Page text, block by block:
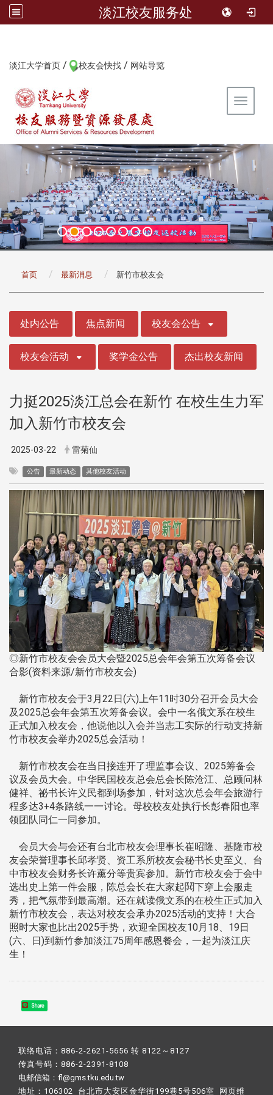
淡江校友服务处
淡江大学首页 / 校友会快找 / 网站导览
Toggle
首页 最新消息 新竹市校友会
处内公告 焦点新闻 校友会公告
校友会活动 奖学金公告 杰出校友新闻
力挺2025淡江总会在新竹 在校生生力军
加入新竹市校友会
2025-03-22 雷菊仙
公告 最新动态 其他校友活动
◎新竹市校友会会员大会暨2025总会年会第五次筹备会议
合影(资料来源/新竹市校友会)
新竹市校友会于3月22日(六)上午11时30分召开会员大会
及2025总会年会第五次筹备会议。会中一名俄文系在校生
正式加入校友会，他说他以入会并当志工实际的行动支持新
竹市校友会举办2025总会活动！
新竹市校友会在当日接连开了理监事会议、2025筹备会
议及会员大会。中华民国校友总会总会长陈沧江、总顾问林
健祥、祕书长许义民都到场参加，针对这次总会年会旅游行
程多达3+4条路线一一讨论。母校校友处执行长彭春阳也率
领团队同仁一同参加。
会员大会与会还有台北市校友会理事长崔昭隆、基隆市校
友会荣誉理事长邱孝贤、资工系所校友会秘书长史至义、台
中市校友会财务长许薰分等贵宾参加。新竹市校友会于会中
选出史上第一件会服，陈总会长在大家起鬨下穿上会服走
秀，把气氛带到最高潮。还在就读俄文系的在校生正式加入
新竹市校友会，表达对校友会承办2025活动的支持！大合
照时大家也比出2025手势，欢迎全国校友10月18、19日
(六、日)到新竹参加淡江75周年感恩餐会，一起为淡江庆
生！
Share
联络电话：886-2-2621-5656 转 8122～8127
传真号码：886-2-2391-8108
电邮信箱：fl@gms.tku.edu.tw
地址：106302 台北市大安区金华街199巷5号506室 网页维